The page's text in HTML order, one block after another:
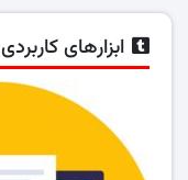
ابزارهای کاربردی